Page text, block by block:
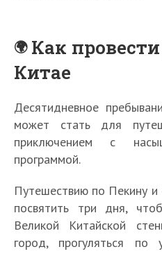
Как
Китае
Десятидневное
может стать для
приключением с
программой.
Путешествию по Пекину
посвятить три дня,
Великой Китайской
город, прогуляться по